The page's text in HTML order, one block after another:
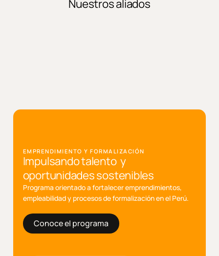
Nuestros aliados
EMPRENDIMIENTO Y FORMALIZACIÓN
Impulsando talento y
oportunidades sostenibles
Programa orientado a fortalecer emprendimientos,
empleabilidad y procesos de formalización en el Perú.
Conoce el programa